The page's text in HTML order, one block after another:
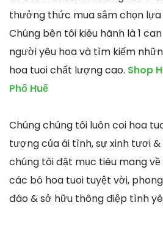
thưởng thức mua sắm chọn lựa
Chúng bên tôi kiêu hãnh là 1
người yêu hoa và tìm kiếm
hoa tuoi chất lượng cao. Shop
Phố Huế
Chúng chúng tôi luôn coi hoa
tượng của ái tình, sự xinh tươi &
chúng tôi đặt mục tiêu mang
các bó hoa tuoi tuyệt vời,
đáo & sở hữu thông điệp tình